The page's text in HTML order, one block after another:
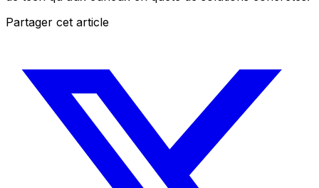
Partager cet article